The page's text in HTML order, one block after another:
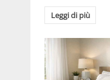
Leggi di più